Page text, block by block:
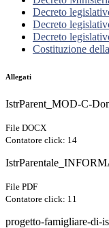
Decreto
Decreto
Decreto
Costituzione
Allegati
IstrParent_MOD-C-
File DOCX
Contatore click: 14
File PDF
Contatore click: 11
progetto-famigliare-di-